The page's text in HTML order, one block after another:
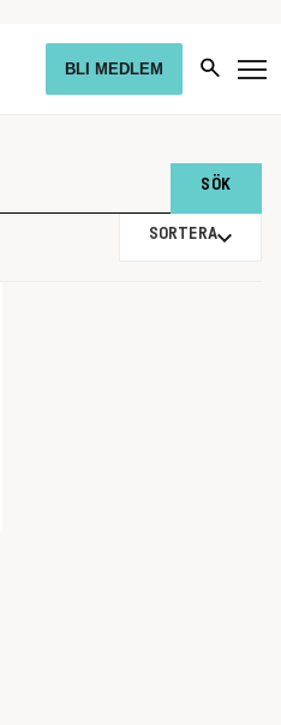
BLI MEDLEM
SORTERA